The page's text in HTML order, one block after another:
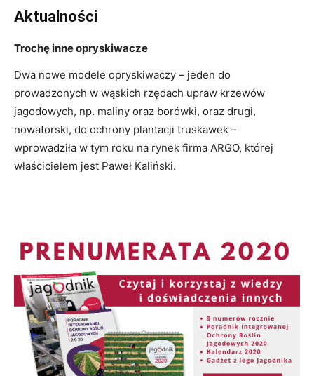
Aktualności
Trochę inne opryskiwacze
Dwa nowe modele opryskiwaczy – jeden do
prowadzonych w wąskich rzędach upraw krzewów
jagodowych, np. maliny oraz borówki, oraz drugi,
nowatorski, do ochrony plantacji truskawek –
wprowadziła w tym roku na rynek firma ARGO, której
właścicielem jest Paweł Kaliński.